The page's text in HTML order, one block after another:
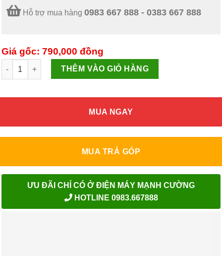
Hỗ trợ mua hàng 0983 667 888 - 0383 667 888
Giá gốc: 790,000 đồng
Bộ nồi 3 chiếc Sunhouse SH888 (16-20-24cm) số lượng
THÊM VÀO GIỎ HÀNG
MUA NGAY
MUA TRẢ GÓP
ƯU ĐÃI CHỈ CÓ Ở ĐIỆN MÁY MẠNH CƯỜNG
HOTLINE 0983.667888